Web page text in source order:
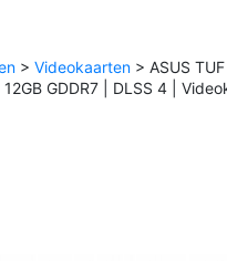
> Videokaarten > ASUS
GDDR7 | DLSS 4 |